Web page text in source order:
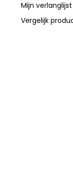
Mijn verlanglijst
Vergelijk